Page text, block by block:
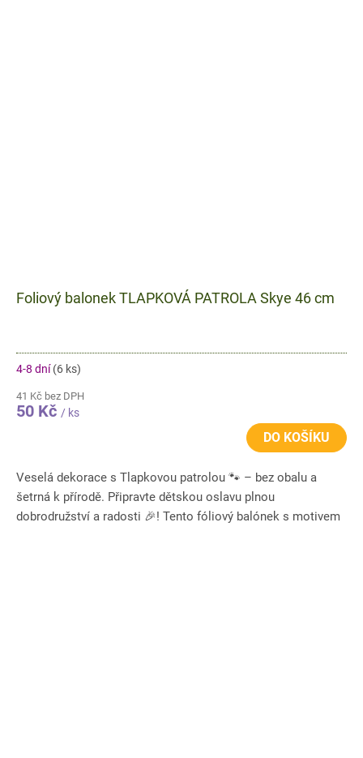
Foliový balonek TLAPKOVÁ PATROLA Skye 46 cm
4-8 dní(6 ks)
41 Kč bez DPH
50 Kč / ks
DO KOŠÍKU
Veselá dekorace s Tlapkovou patrolou 🐾 – bez obalu a
šetrná k přírodě. Připravte dětskou oslavu plnou
dobrodružství a radosti 🎉! Tento fóliový balónek s motivem